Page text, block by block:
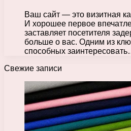
Ваш сайт — это визитная
И хорошее первое
заставляет посетителя
больше о вас. Одним из
способных
Свежие записи